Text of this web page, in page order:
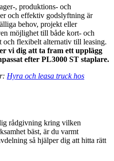
, produktions- och
och effektiv godslyftning är
behov, projekt eller
möjlighet till både kort- och
och flexibelt alternativ till leasing.
vi dig att ta fram ett upplägg
efter PL3000 ST staplare.
Hyra och leasa truck hos
rådgivning kring vilken
bäst, är du varmt
så hjälper dig att hitta rätt